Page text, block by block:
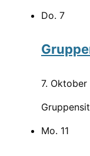
Do. 7
7. Oktober
Mo. 11